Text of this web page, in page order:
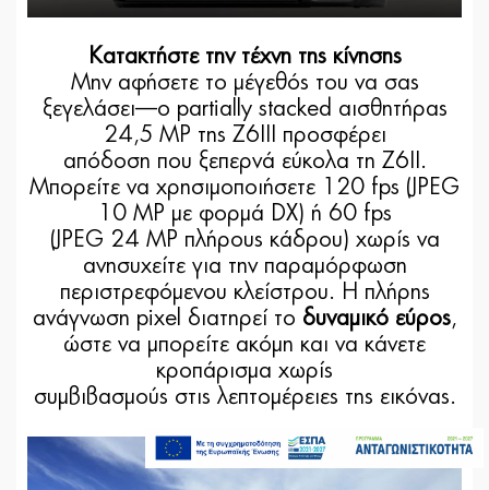
Κατακτήστε την τέχνη της κίνησης
Μην αφήσετε το μέγεθός του να σας
ξεγελάσει—ο partially stacked αισθητήρας
24,5 MP της Z6III προσφέρει
απόδοση που ξεπερνά εύκολα τη Z6II.
Μπορείτε να χρησιμοποιήσετε 120 fps (JPEG
10 MP με φορμά DX) ή 60 fps
(JPEG 24 MP πλήρους κάδρου) χωρίς να
ανησυχείτε για την παραμόρφωση
περιστρεφόμενου κλείστρου. Η πλήρης
ανάγνωση pixel διατηρεί το δυναμικό εύρος,
ώστε να μπορείτε ακόμη και να κάνετε
κροπάρισμα χωρίς
συμβιβασμούς στις λεπτομέρειες της εικόνας.
Τελευταία τεμάχια
2.569,00€
Προσθήκη στο καλάθι